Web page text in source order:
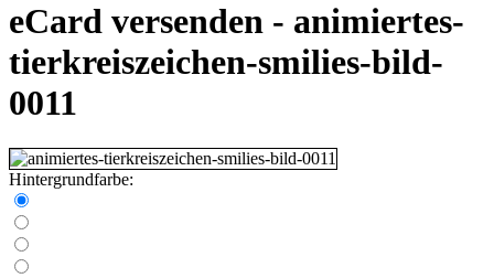
eCard versenden - animiertes-
tierkreiszeichen-smilies-bild-
0011
Hintergrundfarbe: